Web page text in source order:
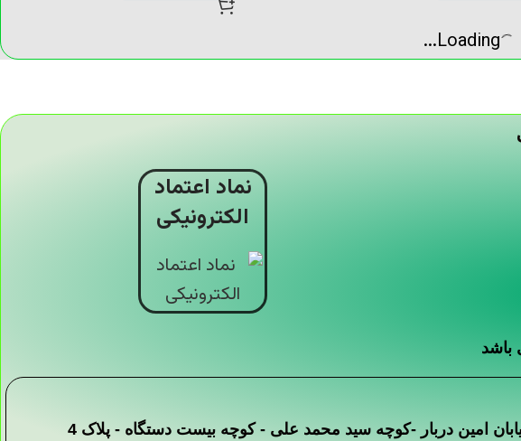
Loading...
باشد
نماد اعتماد
الکترونیکی
امین دربار -کوچه سید محمد علی - کوچه بیست دستگاه - پلاک 4